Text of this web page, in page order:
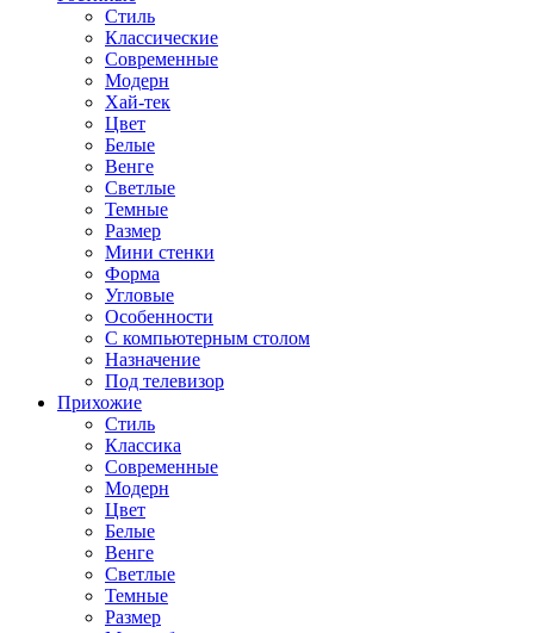
Стиль
Классические
Современные
Модерн
Хай-тек
Цвет
Белые
Венге
Светлые
Темные
Размер
Мини стенки
Форма
Угловые
Особенности
С компьютерным столом
Назначение
Под телевизор
Прихожие
Стиль
Классика
Современные
Модерн
Цвет
Белые
Венге
Светлые
Темные
Размер